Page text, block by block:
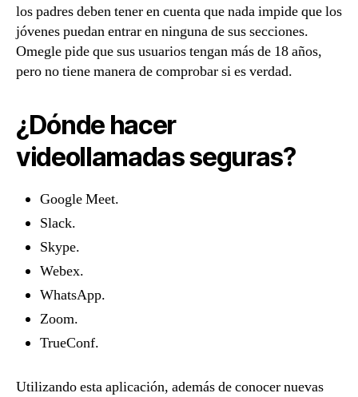
los padres deben tener en cuenta que nada impide que los
jóvenes puedan entrar en ninguna de sus secciones.
Omegle pide que sus usuarios tengan más de 18 años,
pero no tiene manera de comprobar si es verdad.
¿Dónde hacer
videollamadas seguras?
Google Meet.
Slack.
Skype.
Webex.
WhatsApp.
Zoom.
TrueConf.
Utilizando esta aplicación, además de conocer nuevas